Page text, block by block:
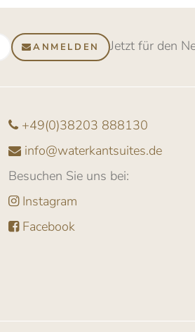
ANMELDEN Jetzt für den
+49(0)38203 888130
info@waterkantsuites.de
Besuchen Sie uns bei:
Instagram
Facebook